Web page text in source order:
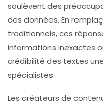
soulèvent des
des données. En
traditionnels, ces
informations inexactes
crédibilité des textes
spécialistes.
Les créateurs de